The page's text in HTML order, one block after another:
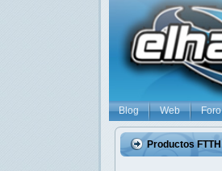
Blog Web Foro
Productos FTTH